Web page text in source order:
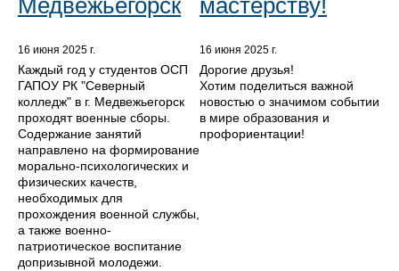
16 июня 2025 г.
Каждый год у студентов ОСП
ГАПОУ РК "Северный
колледж" в г. Медвежьегорск
проходят военные сборы.
Содержание занятий
направлено на формирование
морально-психологических и
физических качеств,
необходимых для
прохождения военной службы,
а также военно-
патриотическое воспитание
допризывной молодежи.
16 июня 2025 г.
Дорогие друзья!
Хотим поделиться важной
новостью о значимом событии
в мире образования и
профориентации!